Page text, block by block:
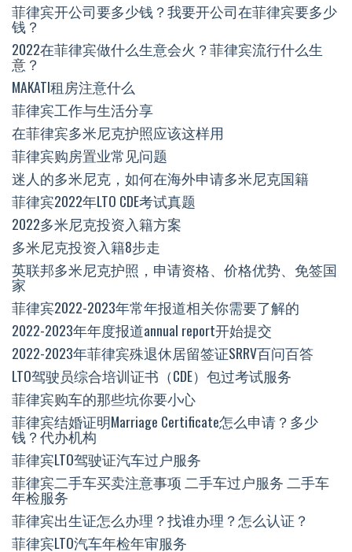
菲律宾开公司要多少钱？我要开公司在菲律宾要多少
钱？
2022在菲律宾做什么生意会火？菲律宾流行什么生
意？
MAKATI租房注意什么
菲律宾工作与生活分享
在菲律宾多米尼克护照应该这样用
菲律宾购房置业常见问题
迷人的多米尼克，如何在海外申请多米尼克国籍
菲律宾2022年LTO CDE考试真题
2022多米尼克投资入籍方案
多米尼克投资入籍8步走
英联邦多米尼克护照，申请资格、价格优势、免签国
家
菲律宾2022-2023年常年报道相关你需要了解的
2022-2023年年度报道annual report开始提交
2022-2023年菲律宾殊退休居留签证SRRV百问百答
LTO驾驶员综合培训证书（CDE）包过考试服务
菲律宾购车的那些坑你要小心
菲律宾结婚证明Marriage Certificate怎么申请？多少
钱？代办机构
菲律宾LTO驾驶证汽车过户服务
菲律宾二手车买卖注意事项 二手车过户服务 二手车
年检服务
菲律宾出生证怎么办理？找谁办理？怎么认证？
菲律宾LTO汽车年检年审服务